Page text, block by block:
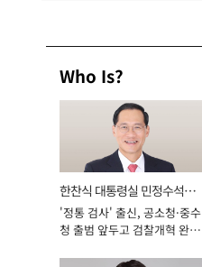
Who Is?
한찬식 대통령실 민정수석비
서관
'정통 검사' 출신, 공소청·중수
청 출범 앞두고 검찰개혁 완수